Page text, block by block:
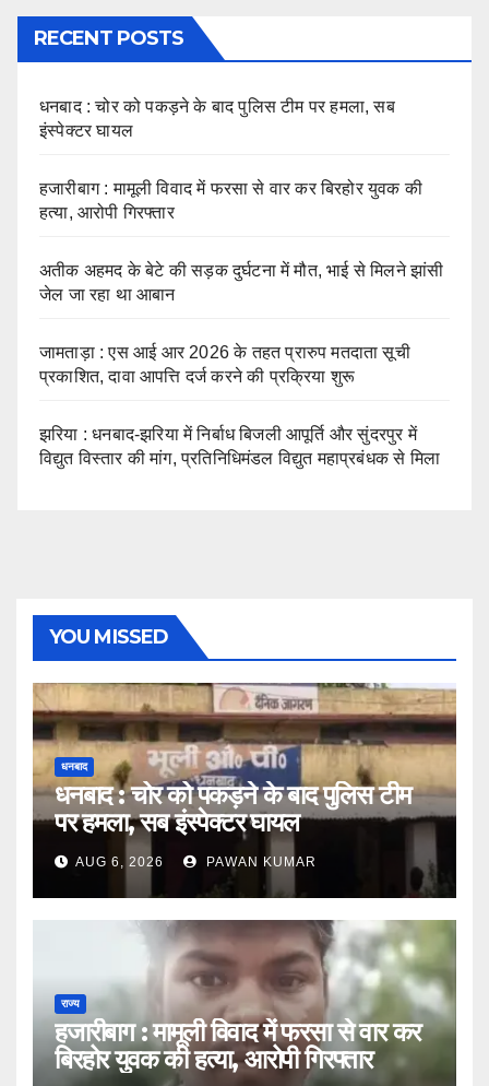
RECENT POSTS
धनबाद : चोर को पकड़ने के बाद पुलिस टीम पर हमला, सब
इंस्पेक्टर घायल
हजारीबाग : मामूली विवाद में फरसा से वार कर बिरहोर युवक की
हत्या, आरोपी गिरफ्तार
अतीक अहमद के बेटे की सड़क दुर्घटना में मौत, भाई से मिलने झांसी
जेल जा रहा था आबान
जामताड़ा : एस आई आर 2026 के तहत प्रारुप मतदाता सूची
प्रकाशित, दावा आपत्ति दर्ज करने की प्रक्रिया शुरू
झरिया : धनबाद-झरिया में निर्बाध बिजली आपूर्ति और सुंदरपुर में
विद्युत विस्तार की मांग, प्रतिनिधिमंडल विद्युत महाप्रबंधक से मिला
YOU MISSED
धनबाद
धनबाद : चोर को पकड़ने के बाद पुलिस टीम
पर हमला, सब इंस्पेक्टर घायल
AUG 6, 2026 PAWAN KUMAR
राज्य
हजारीबाग : मामूली विवाद में फरसा से वार कर
बिरहोर युवक की हत्या, आरोपी गिरफ्तार